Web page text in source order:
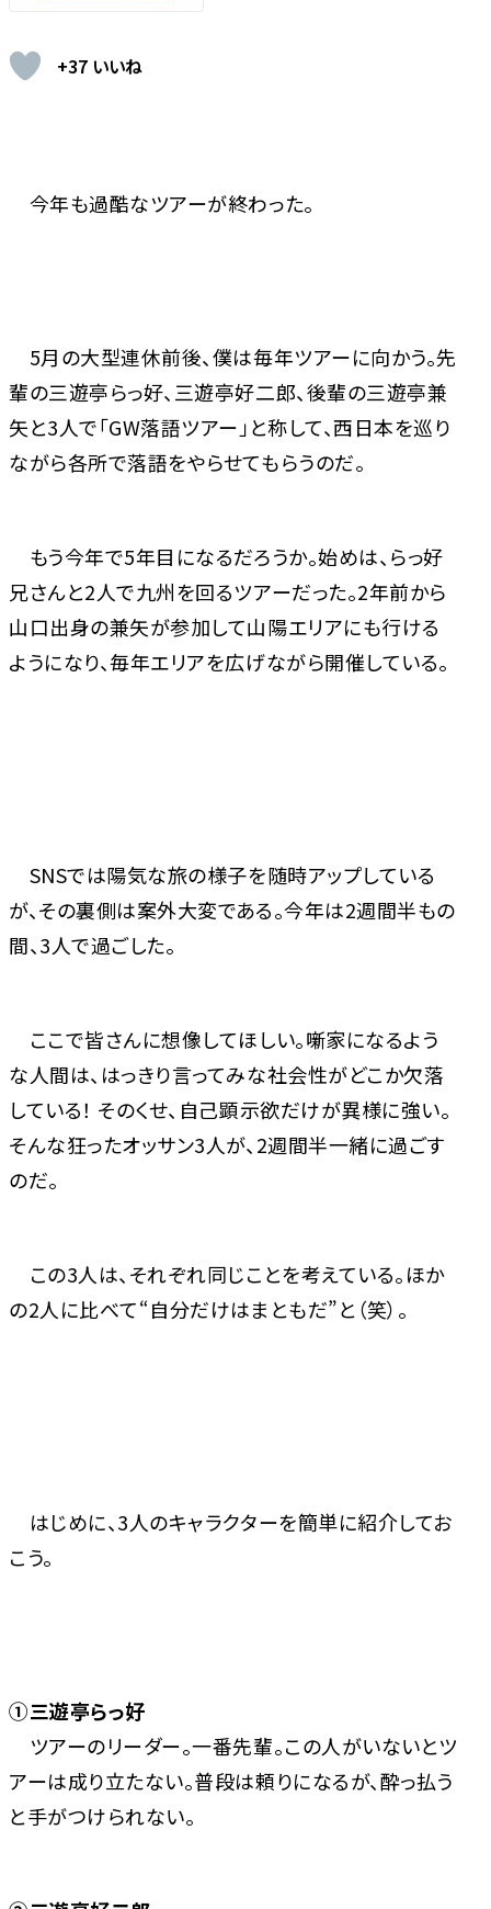
+37 いいね
今年も過酷なツアーが終わった。
5月の大型連休前後、僕は毎年ツアーに向かう。先
輩の三遊亭らっ好、三遊亭好二郎、後輩の三遊亭兼
矢と3人で「GW落語ツアー」と称して、西日本を巡り
ながら各所で落語をやらせてもらうのだ。
もう今年で5年目になるだろうか。始めは、らっ好
兄さんと2人で九州を回るツアーだった。2年前から
山口出身の兼矢が参加して山陽エリアにも行ける
ようになり、毎年エリアを広げながら開催している。
SNSでは陽気な旅の様子を随時アップしている
が、その裏側は案外大変である。今年は2週間半もの
間、3人で過ごした。
ここで皆さんに想像してほしい。噺家になるよう
な人間は、はっきり言ってみな社会性がどこか欠落
している！ そのくせ、自己顕示欲だけが異様に強い。
そんな狂ったオッサン3人が、2週間半一緒に過ごす
のだ。
この3人は、それぞれ同じことを考えている。ほか
の2人に比べて“自分だけはまともだ”と（笑）。
はじめに、3人のキャラクターを簡単に紹介してお
こう。
①三遊亭らっ好
ツアーのリーダー。一番先輩。この人がいないとツ
アーは成り立たない。普段は頼りになるが、酔っ払う
と手がつけられない。